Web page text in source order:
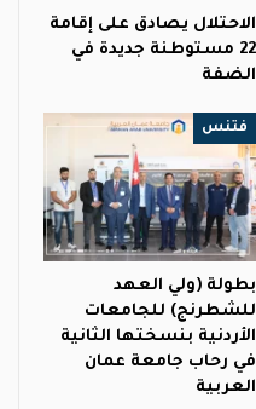
الاحتلال يصادق على إقامة
22 مستوطنة جديدة في
الضفة
فتنس
بطولة (ولي العهد
للشطرنج) للجامعات
الأردنية بنسختها الثانية
في رحاب جامعة عمان
العربية